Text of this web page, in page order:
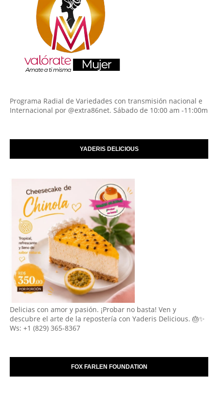
Programa Radial de Variedades con transmisión nacional e
Internacional por @extra86net. Sábado de 10:00 am -11:00m
YADERIS DELICIOUS
Delicias con amor y pasión. ¡Probar no basta! Ven y
descubre el arte de la repostería con Yaderis Delicious. 🎂✨
Ws: +1 (829) 365-8367
FOX FARLEN FOUNDATION